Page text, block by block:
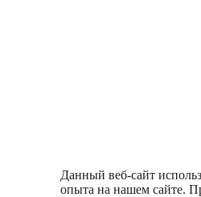
Данный веб-сайт
опыта на нашем сайте.